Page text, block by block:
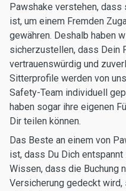
Pawshake verstehen, dass
ist, um einem Fremden
gewähren. Deshalb haben
sicherzustellen, dass Dein
vertrauenswürdig und
Sitterprofile werden von
Safety-Team individuell
haben sogar ihre eigenen
Dir teilen können.
Das Beste an einem von
ist, dass Du Dich
Wissen, dass die Buchung
Versicherung gedeckt